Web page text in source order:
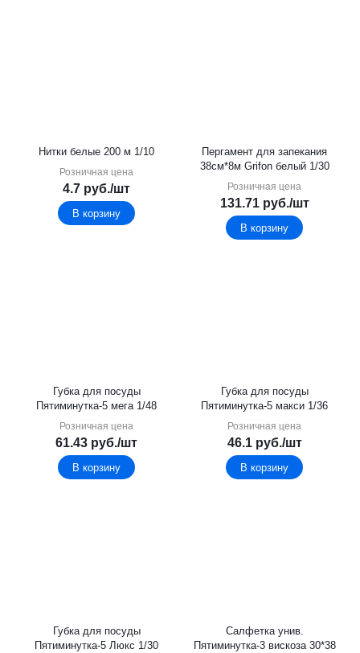
Нитки белые 200 м 1/10
Розничная цена
4.7 руб./шт
В корзину
Пергамент для запекания
38см*8м Grifon белый 1/30
Розничная цена
131.71руб./шт
В корзину
Губка для посуды
Пятиминутка-5 мега 1/48
Розничная цена
61.43 руб./шт
В корзину
Губка для посуды
Пятиминутка-5 макси 1/36
Розничная цена
46.1руб./шт
В корзину
Губка для посуды
Пятиминутка-5 Люкс 1/30
Салфетка унив.
Пятиминутка-3 вискоза 30*38